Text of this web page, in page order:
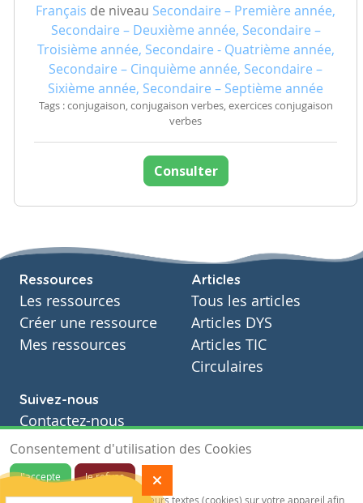
Français de niveau Secondaire – Première année,
Secondaire – Deuxième année, Secondaire –
Troisième année, Secondaire - Quatrième année,
Secondaire – Cinquième année, Secondaire –
Sixième année, Secondaire – Septième année
Tags : conjugaison, conjugaison verbes, exercices conjugaison
verbes
Consulter
Ressources
Les ressources
Créer une ressource
Mes ressources
Articles
Tous les articles
Articles DYS
Articles TIC
Circulaires
Suivez-nous
Contactez-nous
Soutien scolaire
Notre page Facebook
S'inscrire à notre newsletter
Consentement d'utilisation des Cookies
J'accepte
Je refuse
Notre site sauvegarde des traceurs textes (cookies) sur votre appareil afin